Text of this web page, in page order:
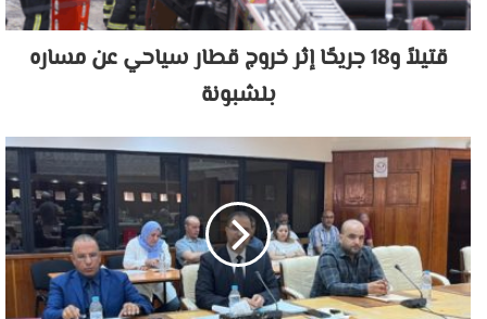
قتيلاً و18 جريحًا إثر خروج قطار سياحي عن مساره
بلشبونة